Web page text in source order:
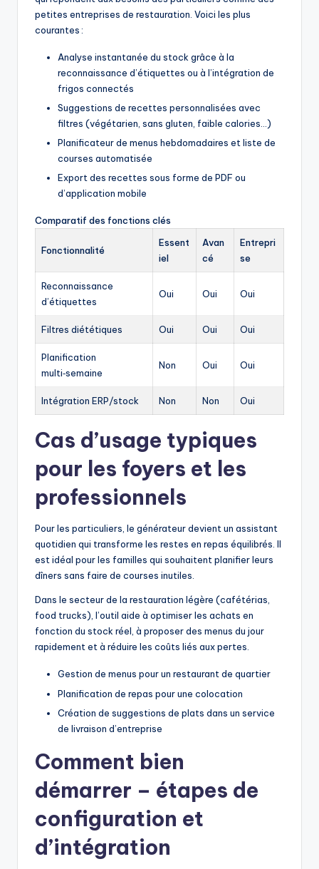
petites entreprises de restauration. Voici les plus
courantes :
Analyse instantanée du stock grâce à la
reconnaissance d’étiquettes ou à l’intégration de
frigos connectés
Suggestions de recettes personnalisées avec
filtres (végétarien, sans gluten, faible calories…)
Planificateur de menus hebdomadaires et liste de
courses automatisée
Export des recettes sous forme de PDF ou
d’application mobile
Comparatif des fonctions clés
Fonctionnalité
Essent
iel
Avan
cé
Entrepri
se
Reconnaissance
d’étiquettes
Oui Oui Oui
Filtres diététiques Oui Oui Oui
Planification
multi‑semaine
Non Oui Oui
Intégration ERP/stock Non Non Oui
Cas d’usage typiques
pour les foyers et les
professionnels
Pour les particuliers, le générateur devient un assistant
quotidien qui transforme les restes en repas équilibrés. Il
est idéal pour les familles qui souhaitent planifier leurs
dîners sans faire de courses inutiles.
Dans le secteur de la restauration légère (cafétérias,
food trucks), l’outil aide à optimiser les achats en
fonction du stock réel, à proposer des menus du jour
rapidement et à réduire les coûts liés aux pertes.
Gestion de menus pour un restaurant de quartier
Planification de repas pour une colocation
Création de suggestions de plats dans un service
de livraison d’entreprise
Comment bien
démarrer – étapes de
configuration et
d’intégration